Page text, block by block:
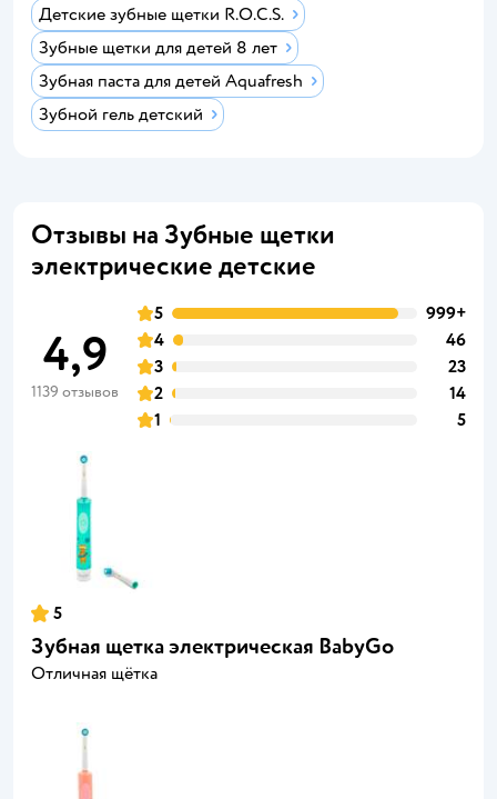
Детские зубные щетки R.O.C.S.
Зубные щетки для детей 8 лет
Зубная паста для детей Aquafresh
Зубной гель детский
Отзывы на Зубные щетки
электрические детские
4,9
1139 отзывов
5
999+
4
46
3
23
2
14
1
5
5
Зубная щетка электрическая BabyGo
Отличная щётка